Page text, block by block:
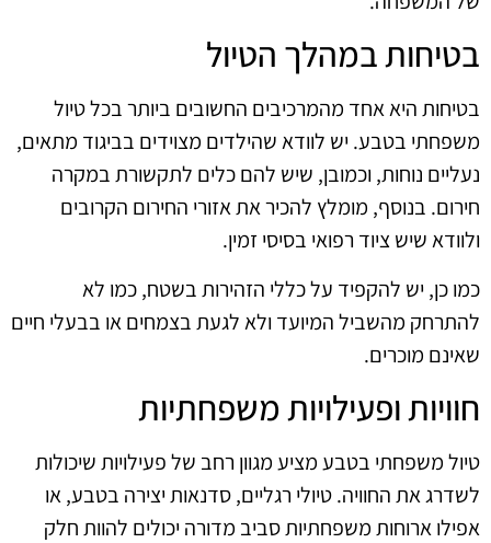
בטיחות במהלך הטיול
בטיחות היא אחד מהמרכיבים החשובים ביותר בכל טיול
משפחתי בטבע. יש לוודא שהילדים מצוידים בביגוד מתאים,
נעליים נוחות, וכמובן, שיש להם כלים לתקשורת במקרה
חירום. בנוסף, מומלץ להכיר את אזורי החירום הקרובים
ולוודא שיש ציוד רפואי בסיסי זמין.
כמו כן, יש להקפיד על כללי הזהירות בשטח, כמו לא
להתרחק מהשביל המיועד ולא לגעת בצמחים או בבעלי חיים
שאינם מוכרים.
חוויות ופעילויות משפחתיות
טיול משפחתי בטבע מציע מגוון רחב של פעילויות שיכולות
לשדרג את החוויה. טיולי רגליים, סדנאות יצירה בטבע, או
אפילו ארוחות משפחתיות סביב מדורה יכולים להוות חלק